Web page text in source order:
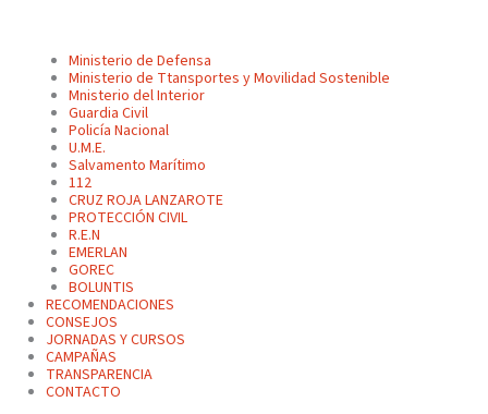
Ministerio de Defensa
Ministerio de Ttansportes y Movilidad Sostenible
Mnisterio del Interior
Guardia Civil
Policía Nacional
U.M.E.
Salvamento Marítimo
112
CRUZ ROJA LANZAROTE
PROTECCIÓN CIVIL
R.E.N
EMERLAN
GOREC
BOLUNTIS
RECOMENDACIONES
CONSEJOS
JORNADAS Y CURSOS
CAMPAÑAS
TRANSPARENCIA
CONTACTO